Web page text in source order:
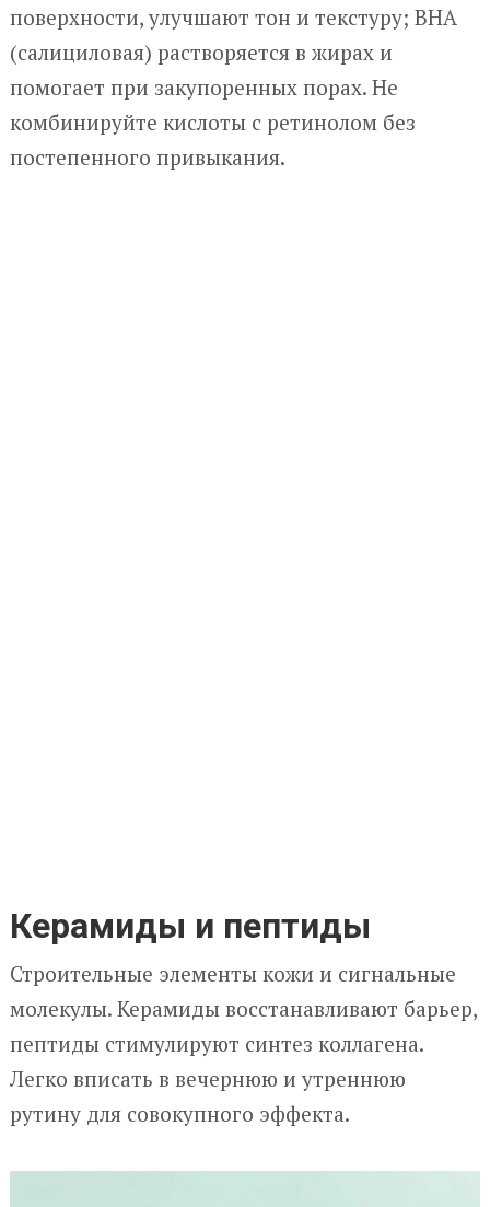
поверхности, улучшают тон и текстуру; BHA
(салициловая) растворяется в жирах и
помогает при закупоренных порах. Не
комбинируйте кислоты с ретинолом без
постепенного привыкания.
Керамиды и пептиды
Строительные элементы кожи и сигнальные
молекулы. Керамиды восстанавливают барьер,
пептиды стимулируют синтез коллагена.
Легко вписать в вечернюю и утреннюю
рутину для совокупного эффекта.